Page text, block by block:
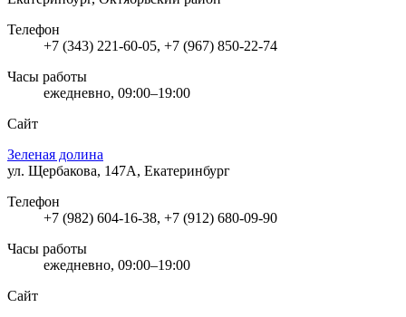
Телефон
+7 (343) 221-60-05, +7 (967) 850-22-74
Часы работы
ежедневно, 09:00–19:00
Сайт
Зеленая долина
ул. Щербакова, 147А, Екатеринбург
Телефон
+7 (982) 604-16-38, +7 (912) 680-09-90
Часы работы
ежедневно, 09:00–19:00
Сайт